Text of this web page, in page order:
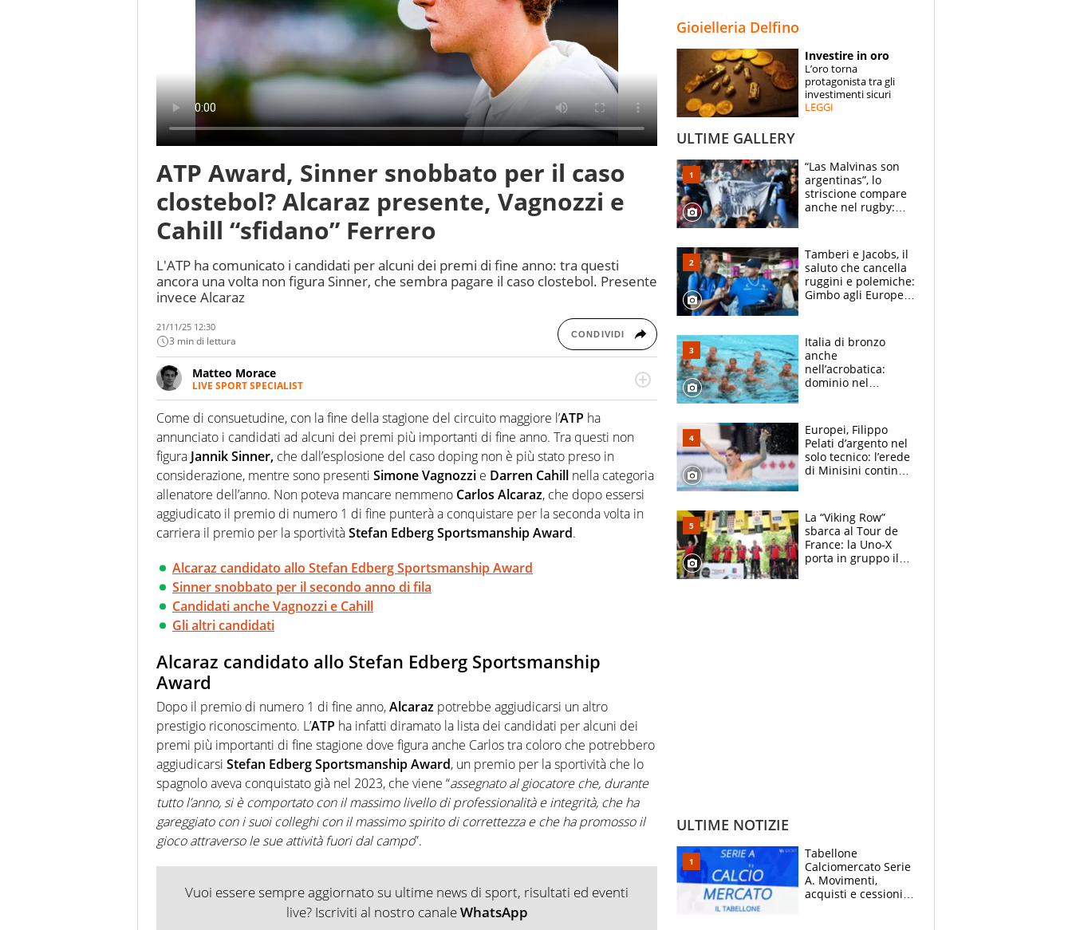
ESPERTI
CONTATTI
ATP Award, Sinner snobbato per il caso
clostebol? Alcaraz presente, Vagnozzi e
Cahill “sfidano” Ferrero
L'ATP ha comunicato i candidati per alcuni dei premi di fine anno: tra questi
ancora una volta non figura Sinner, che sembra pagare il caso clostebol. Presente
invece Alcaraz
21/11/25 12:30
3 min di lettura CONDIVIDI
Matteo Morace
LIVE SPORT SPECIALIST
La multimedialità quale approccio personale e professionale. Ama raccontare lo sport
focalizzando ogni attenzione sul tempo reale: la verità della dirette non sono opinioni
ma fatti
Come di consuetudine, con la fine della stagione del circuito maggiore l’ATP ha
annunciato i candidati ad alcuni dei premi più importanti di fine anno. Tra questi non
figura Jannik Sinner, che dall’esplosione del caso doping non è più stato preso in
considerazione, mentre sono presenti Simone Vagnozzi e Darren Cahill nella categoria
allenatore dell’anno. Non poteva mancare nemmeno Carlos Alcaraz, che dopo essersi
aggiudicato il premio di numero 1 di fine punterà a conquistare per la seconda volta in
carriera il premio per la sportivitàStefan Edberg Sportsmanship Award.
Alcaraz candidato allo Stefan Edberg Sportsmanship Award
Sinner snobbato per il secondo anno di fila
Candidati anche Vagnozzi e Cahill
Gli altri candidati
Alcaraz candidato allo Stefan Edberg Sportsmanship
Award
Dopo il premio di numero 1 di fine anno,Alcaraz potrebbe aggiudicarsi un altro
prestigio riconoscimento. L’ATP ha infatti diramato la lista dei candidati per alcuni dei
premi più importanti di fine stagione dove figura anche Carlos tra coloro che potrebbero
aggiudicarsi Stefan Edberg Sportsmanship Award, un premio per la sportività che lo
spagnolo aveva conquistato già nel 2023, che viene “assegnato al giocatore che, durante
tutto l’anno, si è comportato con il massimo livello di professionalità e integrità, che ha
gareggiato con i suoi colleghi con il massimo spirito di correttezza e che ha promosso il
gioco attraverso le sue attività fuori dal campo”.
Vuoi essere sempre aggiornato su ultime news di sport, risultati ed eventi
live? Iscriviti al nostro canaleWhatsApp
Gioielleria Delfino
Investire in oro
L’oro torna
protagonista tra gli
investimenti sicuri
LEGGI
ULTIME GALLERY
“Las Malvinas son
argentinas”, lo
striscione compare
anche nel rugby:
un caso
Tamberi e Jacobs, il
saluto che cancella
ruggini e polemiche:
Gimbo agli Europei
Italia di bronzo
anche
nell’acrobatica:
dominio nel
e compagni
continuare
Europei, Filippo
Pelati d’argento nel
solo tecnico: l’erede
di Minisini continua
mirino
La “Viking Row”
sbarca al Tour de
France: la Uno-X
porta in gruppo il
ULTIME NOTIZIE
Tabellone
Calciomercato Serie
A. Movimenti,
acquisti e cessioni: